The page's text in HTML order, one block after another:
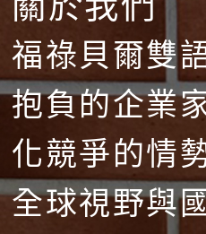
福祿貝爾雙
抱負的企業
化競爭的情
全球視野與